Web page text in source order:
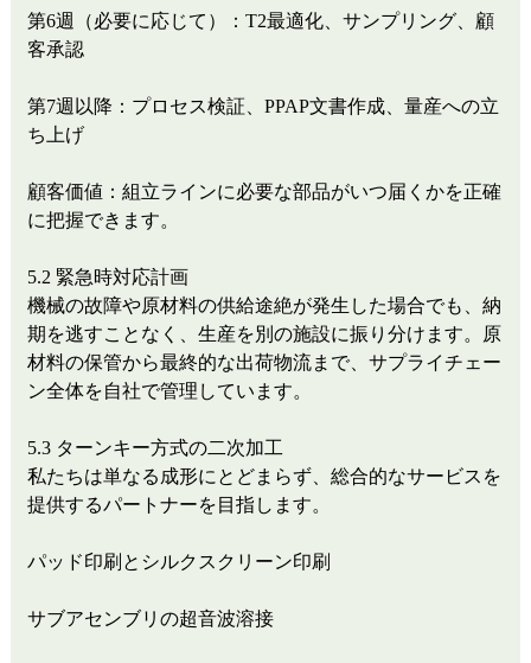
第6週（必要に応じて）：T2最適化、サンプリング、顧
客承認
第7週以降：プロセス検証、PPAP文書作成、量産への立
ち上げ
顧客価値：組立ラインに必要な部品がいつ届くかを正確
に把握できます。
5.2 緊急時対応計画
機械の故障や原材料の供給途絶が発生した場合でも、納
期を逃すことなく、生産を別の施設に振り分けます。原
材料の保管から最終的な出荷物流まで、サプライチェー
ン全体を自社で管理しています。
5.3 ターンキー方式の二次加工
私たちは単なる成形にとどまらず、総合的なサービスを
提供するパートナーを目指します。
パッド印刷とシルクスクリーン印刷
サブアセンブリの超音波溶接